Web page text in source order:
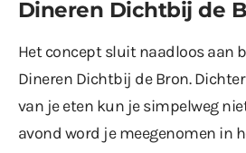
Dineren Dichtbij de
Het concept sluit naadloos aan
Dineren Dichtbij de Bron.
van je eten kun je simpelweg
avond word je meegenomen in